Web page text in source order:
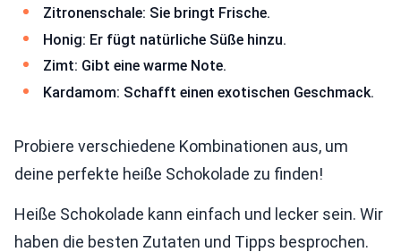
Zitronenschale: Sie bringt Frische.
Honig: Er fügt natürliche Süße hinzu.
Zimt: Gibt eine warme Note.
Kardamom: Schafft einen exotischen Geschmack.
Probiere verschiedene Kombinationen aus, um
deine perfekte heiße Schokolade zu finden!
Heiße Schokolade kann einfach und lecker sein. Wir
haben die besten Zutaten und Tipps besprochen.